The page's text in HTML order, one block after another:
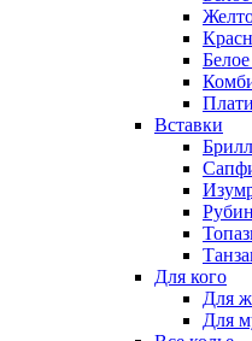
Вставки
Для кого
Для
Для